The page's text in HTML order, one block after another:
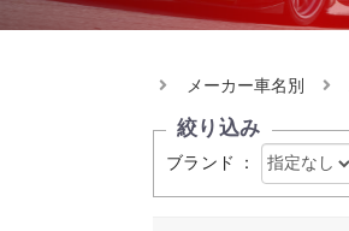
メーカー車名別
絞り込み
ブランド ：